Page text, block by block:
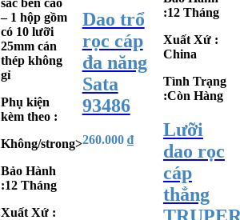
– 1 hộp gồm
có 10 lưỡi
25mm cán
thép không
gỉ
Phụ kiện
kèm theo :
Không/strong>
Bảo Hành
:12 Tháng
Xuất Xứ :
Dao trổ
rọc cáp
đa năng
Sata
93486
260.000 ₫
:12 Tháng
Xuất Xứ :
China
Tình Trạng
:Còn Hàng
Lưỡi
dao rọc
cáp
thẳng